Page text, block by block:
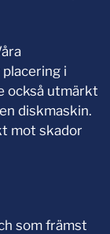
i
också utmärkt
diskmaskin.
mot skador
som främst